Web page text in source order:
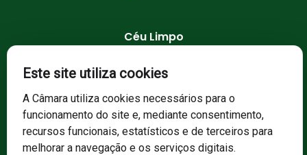
Céu Limpo
75 % 1027 mb
Este site utiliza cookies
A Câmara utiliza cookies necessários para o
funcionamento do site e, mediante consentimento,
recursos funcionais, estatísticos e de terceiros para
melhorar a navegação e os serviços digitais.